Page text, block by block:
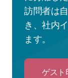
訪問者は
き、社内
ます。
ゲスト